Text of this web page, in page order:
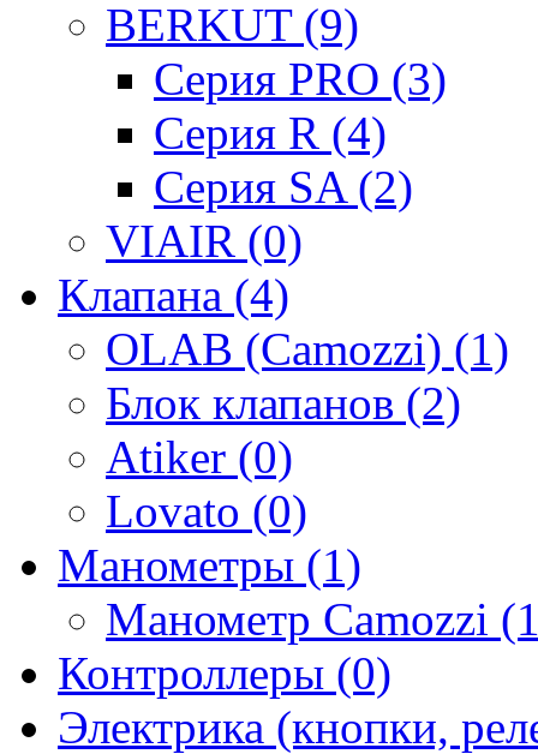
BERKUT (9)
Серия PRO (3)
Серия R (4)
Серия SA (2)
VIAIR (0)
Клапана (4)
OLAB (Camozzi) (1)
Блок клапанов (2)
Atiker (0)
Lovato (0)
Манометры (1)
Манометр Camozzi
Контроллеры (0)
Электрика (кнопки,